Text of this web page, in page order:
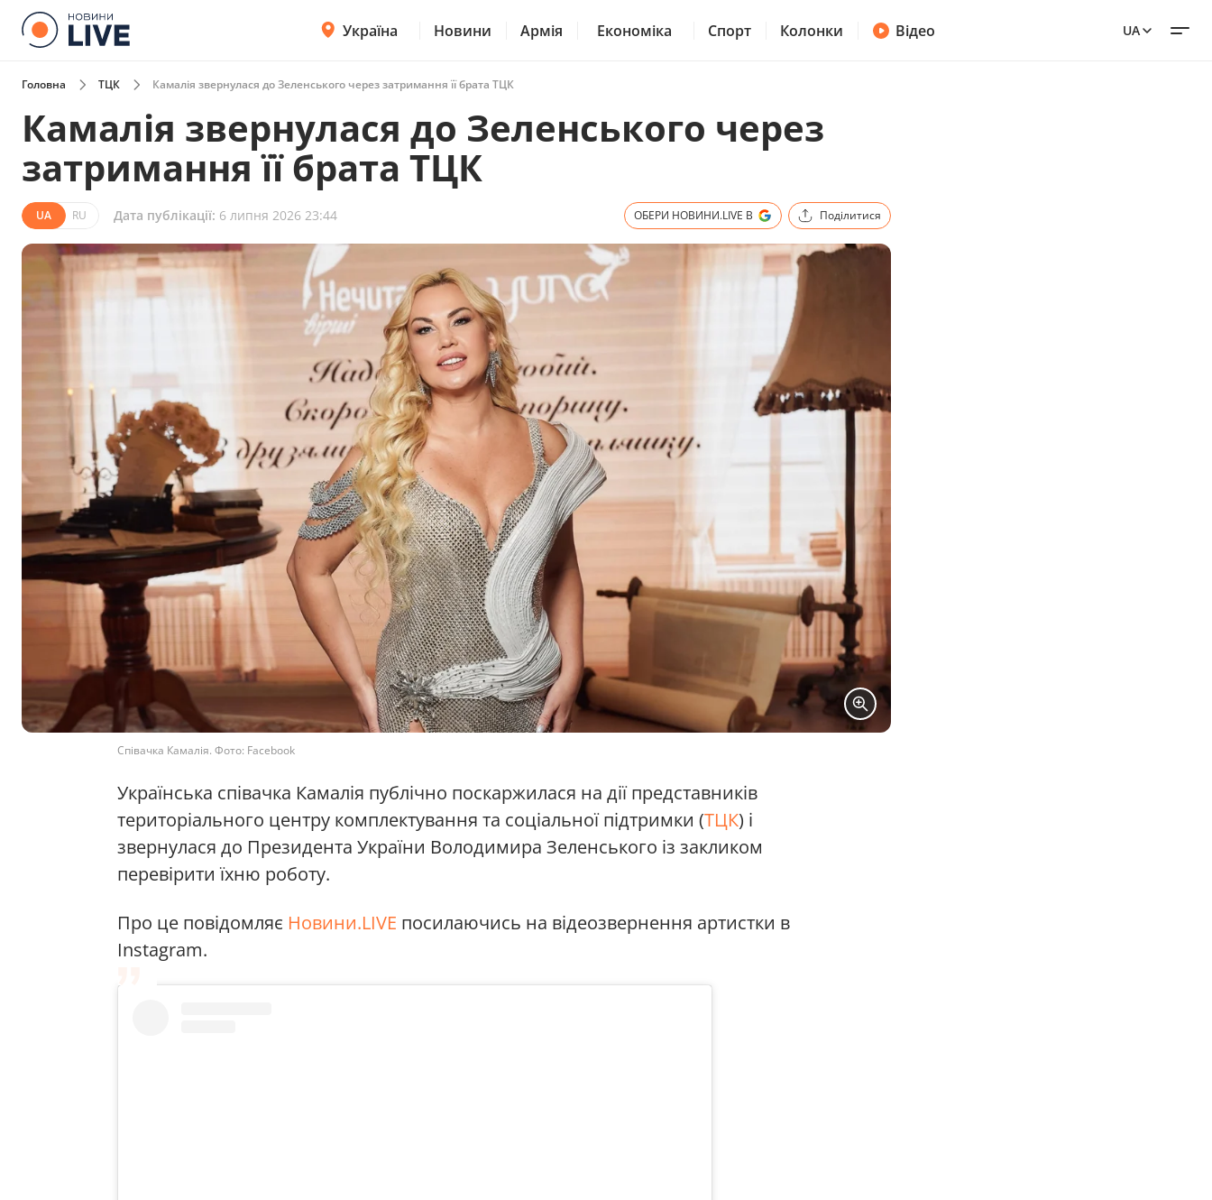
Україна Новини Армія Економіка Спорт Колонки Відео UA
Головна ТЦК Камалія звернулася до Зеленського через затримання її брата ТЦК
Камалія звернулася до Зеленського через
затримання її брата ТЦК
UA RU Дата публікації: 6 липня 2026 23:44 ОБЕРИ НОВИНИ.LIVE В Поділитися
Співачка Камалія. Фото: Facebook
Українська співачка Камалія публічно поскаржилася на дії представників
територіального центру комплектування та соціальної підтримки (ТЦК) і
звернулася до Президента України Володимира Зеленського із закликом
перевірити їхню роботу.
Про це повідомляє Новини.LIVE посилаючись на відеозвернення артистки в
Instagram.